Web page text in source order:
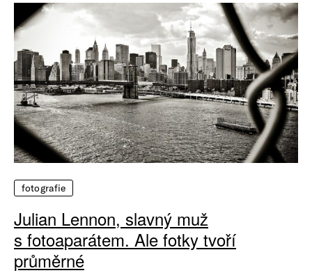
fotografie
Julian Lennon, slavný muž
s fotoaparátem. Ale fotky tvoří
průměrné